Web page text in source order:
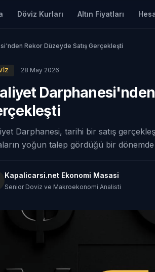
Döviz Kurları Altın Fiyatları
Rekor Düzeyde Satış Gerçekleşti
28 May 2026
Darphanesi'nden
Darphanesi, tarihi bir satış
yoğun talep gördüğü bir
Kapalicarsi.net Ekonomi Masasi
Senior Doviz ve Makroekonomi Analisti